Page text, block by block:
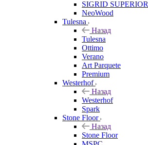
SIGRID SUPERIOR
NeoWood
Tulesna
Назад
Tulesna
Ottimo
Verano
Art Parquete
Premium
Westerhof
Назад
Westerhof
Spark
Stone Floor
Назад
Stone Floor